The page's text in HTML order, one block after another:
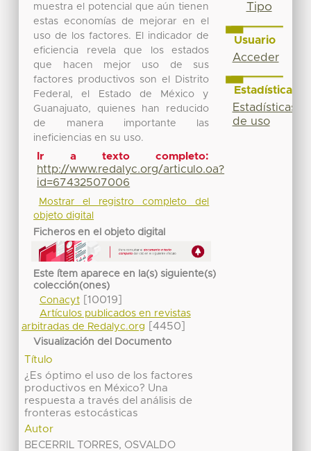
muestra el potencial que aún tienen
estas economías de mejorar en el
uso de los factores. El indicador de
eficiencia revela que los estados
que hacen mejor uso de sus
factores productivos son el Distrito
Federal, el Estado de México y
Guanajuato, quienes han reducido
de manera importante las
ineficiencias en su uso.
Ir a texto completo:
http://www.redalyc.org/articulo.oa?
id=67432507006
Mostrar el registro completo del
objeto digital
Ficheros en el objeto digital
Este ítem aparece en la(s) siguiente(s)
colección(ones)
Conacyt[10019]
Artículos publicados en revistas
arbitradas de Redalyc.org
[4450]
Visualización del Documento
Título
¿Es óptimo el uso de los factores
productivos en México? Una
respuesta a través del análisis de
fronteras estocásticas
Autor
BECERRIL TORRES, OSVALDO
Tipo
Usuario
Acceder
Estadísticas
Estadísticas
de uso